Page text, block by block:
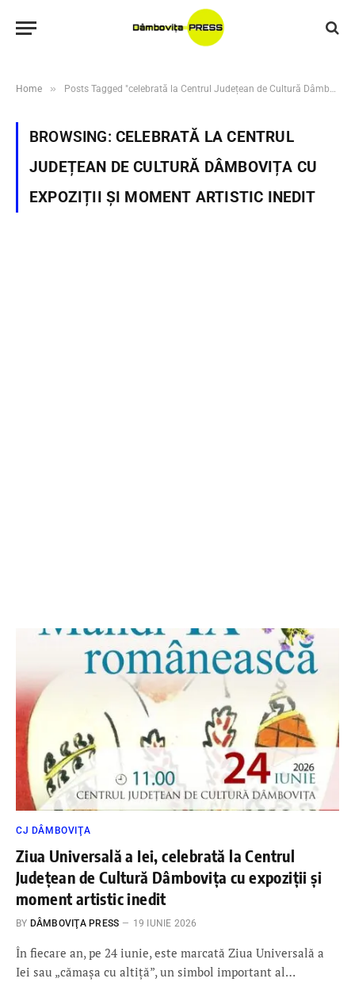
Home » Posts Tagged "celebrată la Centrul Județean de Cultură Dâmbovița cu expoziții și moment artistic inedit"
BROWSING: CELEBRATĂ LA CENTRUL
JUDEȚEAN DE CULTURĂ DÂMBOVIȚA CU
EXPOZIȚII ȘI MOMENT ARTISTIC INEDIT
CJ DÂMBOVIŢA
Ziua Universală a Iei, celebrată la Centrul
Județean de Cultură Dâmbovița cu expoziții și
moment artistic inedit
BY DÂMBOVIŢA PRESS 19 IUNIE 2026
În fiecare an, pe 24 iunie, este marcată Ziua Universală a
Iei sau „cămașa cu altiță”, un simbol important al…